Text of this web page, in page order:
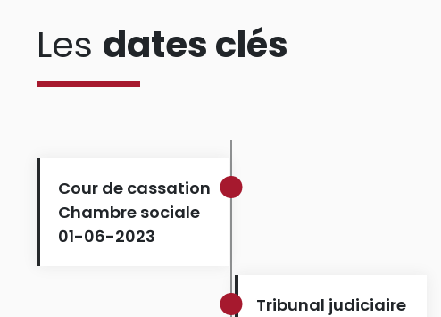
Les dates clés
Cour de cassation
Chambre sociale
01-06-2023
Tribunal judiciaire